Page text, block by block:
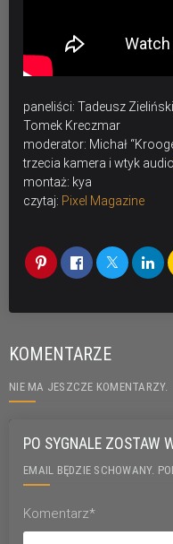
paneliści: Tadeusz
Tomek Kreczmar
moderator: Michał
trzecia kamera i wtyk
montaż: kya
czytaj: Pixel Magazine
KOMENTARZE
NIE MA JESZCZE KOMENTARZY.
PO SYGNALE ZOSTAW
EMAIL BĘDZIE SCHOWANY.
Komentarz*